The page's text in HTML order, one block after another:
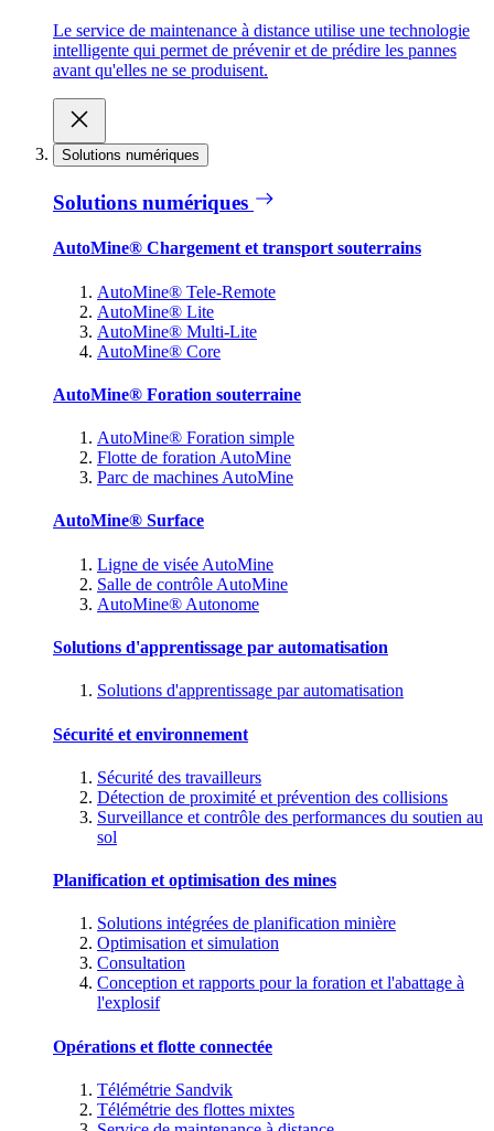
Le service de maintenance à distance utilise une technologie
intelligente qui permet de prévenir et de prédire les pannes
avant qu'elles ne se produisent.
Solutions numériques
Solutions numériques
AutoMine® Chargement et transport souterrains
AutoMine® Tele-Remote
AutoMine® Lite
AutoMine® Multi-Lite
AutoMine® Core
AutoMine® Foration souterraine
AutoMine® Foration simple
Flotte de foration AutoMine
Parc de machines AutoMine
AutoMine® Surface
Ligne de visée AutoMine
Salle de contrôle AutoMine
AutoMine® Autonome
Solutions d'apprentissage par automatisation
Solutions d'apprentissage par automatisation
Sécurité et environnement
Sécurité des travailleurs
Détection de proximité et prévention des collisions
Surveillance et contrôle des performances du soutien au
sol
Planification et optimisation des mines
Solutions intégrées de planification minière
Optimisation et simulation
Consultation
Conception et rapports pour la foration et l'abattage à
l'explosif
Opérations et flotte connectée
Télémétrie Sandvik
Télémétrie des flottes mixtes